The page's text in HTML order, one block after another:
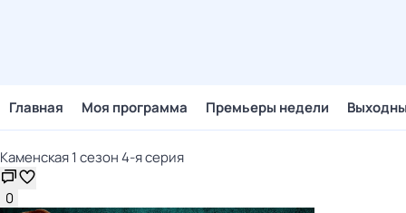
Главная Моя программа Премьеры недели
Каменская 1 сезон 4-я серия
0